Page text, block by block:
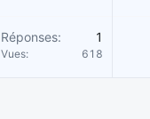
Réponses 1
Vues 618